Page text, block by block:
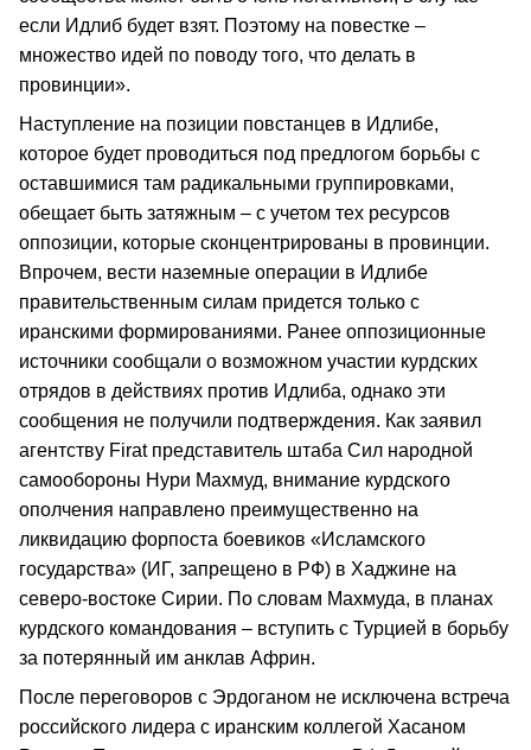
если Идлиб будет взят. Поэтому на повестке –
множество идей по поводу того, что делать в
провинции».
Наступление на позиции повстанцев в Идлибе,
которое будет проводиться под предлогом борьбы с
оставшимися там радикальными группировками,
обещает быть затяжным – с учетом тех ресурсов
оппозиции, которые сконцентрированы в провинции.
Впрочем, вести наземные операции в Идлибе
правительственным силам придется только с
иранскими формированиями. Ранее оппозиционные
источники сообщали о возможном участии курдских
отрядов в действиях против Идлиба, однако эти
сообщения не получили подтверждения. Как заявил
агентству Firat представитель штаба Сил народной
самообороны Нури Махмуд, внимание курдского
ополчения направлено преимущественно на
ликвидацию форпоста боевиков «Исламского
государства» (ИГ, запрещено в РФ) в Хаджине на
северо-востоке Сирии. По словам Махмуда, в планах
курдского командования – вступить с Турцией в борьбу
за потерянный им анклав Африн.
После переговоров с Эрдоганом не исключена встреча
российского лидера с иранским коллегой Хасаном